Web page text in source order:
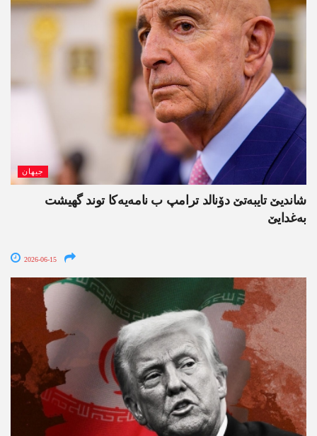
جیھان
شاندیێ تایبەتێ دۆنالد ترامپ ب نامەیەکا توند گھیشت
بەغدایێ
2026-06-15